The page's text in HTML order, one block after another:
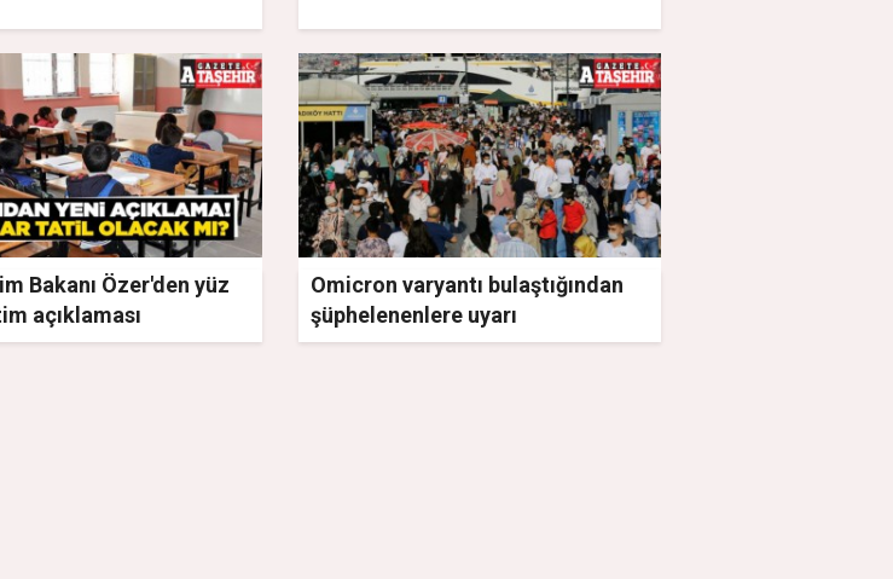
Bakanı Özer'den yüz
açıklaması
Omicron varyantı bulaştığından
şüphelenenlere uyarı